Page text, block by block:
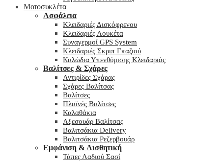
Μοτοσυκλέτα
Ασφάλεια
Κλειδαριές Δισκόφρενου
Κλειδαριές Λουκέτα
Συναγερμοί GPS System
Κλειδαριές Σκριπ Γκαζιού
Καλώδια Υπενθύμισης Κλειδαριάς
Βαλίτσες & Σχάρες
Αντιρίδες Σχάρας
Σχάρες Βαλίτσας
Βαλίτσες
Πλαϊνές Βαλίτσες
Καλαθάκια
Αξεσουάρ Βαλίτσας
Βαλιτσάκια Delivery
Βαλιτσάκια Ρεζερβουάρ
Εμφάνιση & Αισθητική
Τάπες Λαδιού Σασί